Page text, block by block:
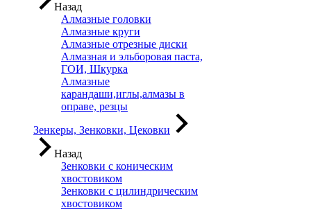
Назад
Алмазные головки
Алмазные круги
Алмазные отрезные диски
Алмазная и эльборовая паста,
ГОИ, Шкурка
Алмазные
карандаши,иглы,алмазы в
оправе, резцы
Зенкеры, Зенковки, Цековки
Назад
Зенковки с коническим
хвостовиком
Зенковки с цилиндрическим
хвостовиком